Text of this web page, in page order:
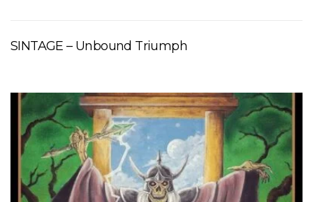
SINTAGE – Unbound Triumph